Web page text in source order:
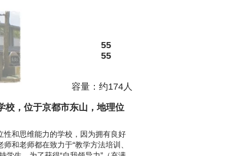
55
55
容量：约174人
校，位于京都市东山，地理位
和思维能力的学校，因为拥有良好
和老师都在致力于“教学方法培训、